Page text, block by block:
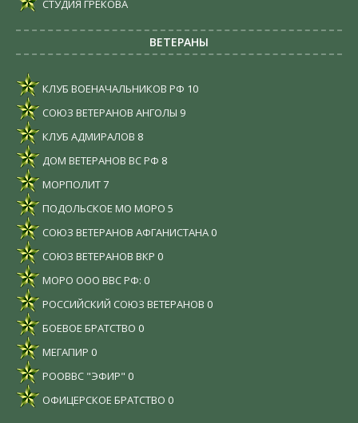
СТУДИЯ ГРЕКОВА
ВЕТЕРАНЫ
КЛУБ ВОЕНАЧАЛЬНИКОВ РФ 10
СОЮЗ ВЕТЕРАНОВ АНГОЛЫ 9
КЛУБ АДМИРАЛОВ 8
ДОМ ВЕТЕРАНОВ ВС РФ 8
МОРПОЛИТ7
ПОДОЛЬСКОЕ МО МОРО 5
СОЮЗ ВЕТЕРАНОВ АФГАНИСТАНА 0
СОЮЗ ВЕТЕРАНОВ ВКР 0
МОРО ООО ВВС РФ: 0
РОССИЙСКИЙ СОЮЗ ВЕТЕРАНОВ 0
БОЕВОЕ БРАТСТВО 0
МЕГАПИР 0
РООВВС "ЭФИР" 0
ОФИЦЕРСКОЕ БРАТСТВО 0